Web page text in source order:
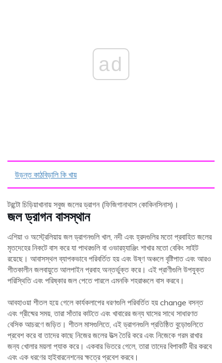
ad
উড়ন্ত কাঠবিড়ালি কি খায়
টরন্টো চিড়িয়াখানায় সবুজ জলের ড্রাগন (ফিজিগানাথাস কোকিনসিনাস)।
জল ড্রাগন বাসস্থান
এশিয়া ও অস্ট্রেলিয়ায় জল ড্রাগনগুলি খাল, নদী এবং হ্রদগুলির মতো প্রবাহিত জলের
মৃতদেহের নিকটে বাস করে যা পাথরগুলি বা ওভারহ্যাঞ্জিং শাখার মতো বেকিং সাইট
রয়েছে। আবাসস্থল ব্যাপকভাবে পরিবর্তিত হয় এবং উষ্ণ অঞ্চলে বৃষ্টিপাত এবং আরও
শীতকালীন জলবায়ুতে আলপাইন প্রবাহ অন্তর্ভুক্ত করে। এই প্রাণীগুলি উপযুক্ত
পরিস্থিতি এবং পরিষ্কার জল পেতে পারলে এমনকি শহরাঞ্চলে বাস করবে।
আবহাওয়া শীতল হয়ে গেলে কার্যকলাপের ধরণগুলি পরিবর্তিত হয় change বসন্ত
এবং গ্রীষ্মের সময়, তারা সাঁতার কাটতে এবং খাবারের জন্য ঘাসের সাথে সাধারণত
বেসিক আচরণে জড়িত। শীতল মাসগুলিতে, এই ড্রাগনগুলি প্রতিষ্ঠিত বুড়োগুলিতে
প্রবেশ করে বা তাদের কাছে নিজের জলের উত্স তৈরি করে এবং নিজেকে গরম রাখার
জন্য খোলার ময়লা প্যাক করে। একবার ভিতরে গেলে, তারা তাদের বিপাকটি ধীর করবে
এবং এক ধরণের হাইবারনেশনের ক্ষত্রে প্রবেশ করবে।